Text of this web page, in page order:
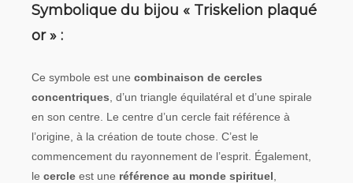
composants
Symbolique du bijou « Triskelion plaqué
or » :
Ce symbole est une combinaison de cercles
concentriques , d’un triangle équilatéral et d’une spirale
en son centre. Le centre d’un cercle fait référence à
l’origine, à la création de toute chose. C’est le
commencement du rayonnement de l’esprit. Également,
le cercle est une référence au monde spirituel